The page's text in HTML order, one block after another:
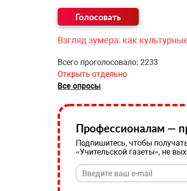
Взгляд зумера: как
Всего проголосовало: 2233
Открыть отдельно
Все опросы
Профессионалам —
Подпишитесь, чтобы
«Учительской газеты», не